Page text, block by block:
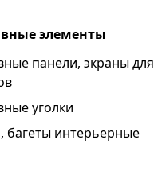
элементы
панели, экраны для
уголки
багеты интерьерные